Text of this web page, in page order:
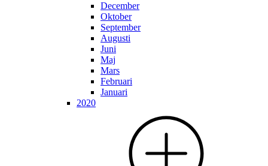
December
Oktober
September
Augusti
Juni
Maj
Mars
Februari
Januari
2020